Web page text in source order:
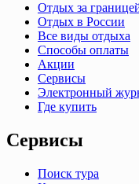
Отдых за
Отдых в России
Все виды отдыха
Способы оплаты
Акции
Сервисы
Электронный
Где купить
Сервисы
Поиск тура